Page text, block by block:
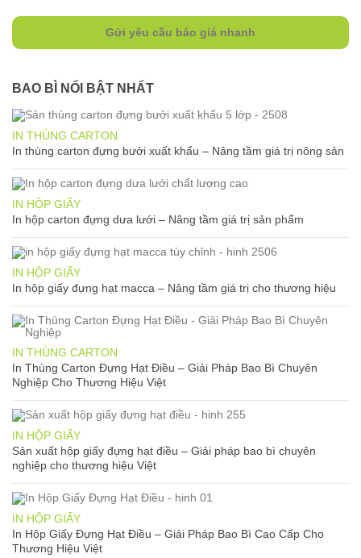
Gửi yêu cầu báo giá nhanh
BAO BÌ NỔI BẬT NHẤT
IN THÙNG CARTON
In thùng carton đựng bưởi xuất khẩu – Nâng tầm giá trị nông sản
IN HỘP GIẤY
In hộp carton đựng dưa lưới – Nâng tầm giá trị sản phẩm
IN HỘP GIẤY
In hộp giấy đựng hạt macca – Nâng tầm giá trị cho thương hiệu
IN THÙNG CARTON
In Thùng Carton Đựng Hạt Điều – Giải Pháp Bao Bì Chuyên
Nghiệp Cho Thương Hiệu Việt
IN HỘP GIẤY
Sản xuất hộp giấy đựng hạt điều – Giải pháp bao bì chuyên
nghiệp cho thương hiệu Việt
IN HỘP GIẤY
In Hộp Giấy Đựng Hạt Điều – Giải Pháp Bao Bì Cao Cấp Cho
Thương Hiệu Việt